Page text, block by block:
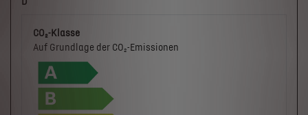
CO₂-Klasse
Auf Grundlage der CO₂-Emissionen